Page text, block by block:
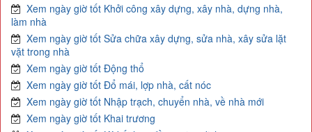
Xem ngày giờ tốt Khởi công xây dựng, xây nhà, dựng nhà,
làm nhà
Xem ngày giờ tốt Sửa chữa xây dựng, sửa nhà, xây sửa lặt
vặt trong nhà
Xem ngày giờ tốt Động thổ
Xem ngày giờ tốt Đổ mái, lợp nhà, cất nóc
Xem ngày giờ tốt Nhập trạch, chuyển nhà, về nhà mới
Xem ngày giờ tốt Khai trương